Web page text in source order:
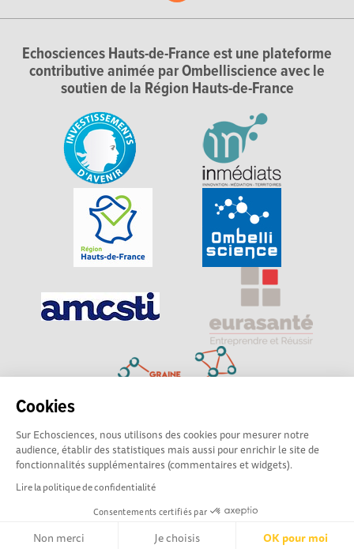
Cookies
Sur Echosciences, nous utilisons des cookies pour mesurer notre
audience, établir des statistiques mais aussi pour enrichir le site de
fonctionnalités supplémentaires (commentaires et widgets).
Lire la politique de confidentialité
Consentements certifiés par
Non merci Je choisis OK pour moi
Echosciences Hauts-de-France est une plateforme
contributive animée par Ombelliscience avec le
soutien de la Région Hauts-de-France
Explorer, s’exprimer, rentrer en contact : Echosciences
Hauts-de-France est le réseau social des amateurs de
sciences et de technologies du territoire
Mentions légales|Politique de confidentialité
Ligne éditoriale